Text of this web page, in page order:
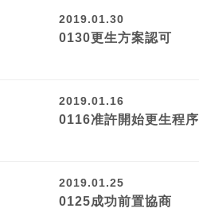
2019.01.30
0130更生方案認可
2019.01.16
0116准許開始更生程序
2019.01.25
0125成功前置協商